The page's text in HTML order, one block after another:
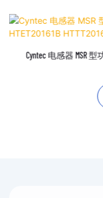
Cyntec 电感器 MSR 型